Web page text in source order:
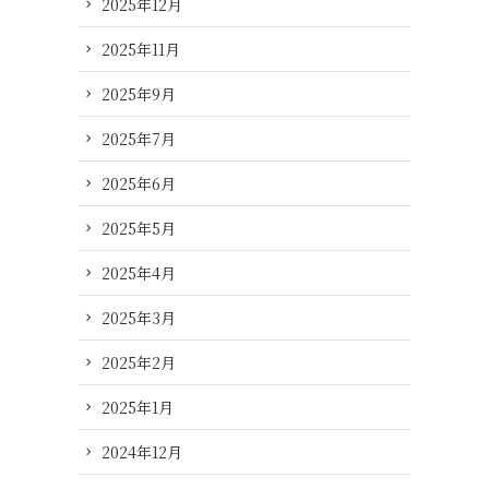
2025年11月
2025年9月
2025年7月
2025年6月
2025年5月
2025年4月
2025年3月
2025年2月
2025年1月
2024年12月